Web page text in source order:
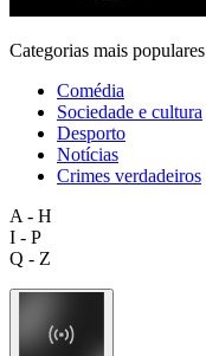
Categorias mais populares
Comédia
Sociedade e cultura
Desporto
Notícias
Crimes verdadeiros
A - H
I - P
Q - Z